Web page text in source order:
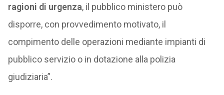
ragioni di urgenza, il pubblico ministero può
disporre, con provvedimento motivato, il
compimento delle operazioni mediante impianti di
pubblico servizio o in dotazione alla polizia
giudiziaria”.